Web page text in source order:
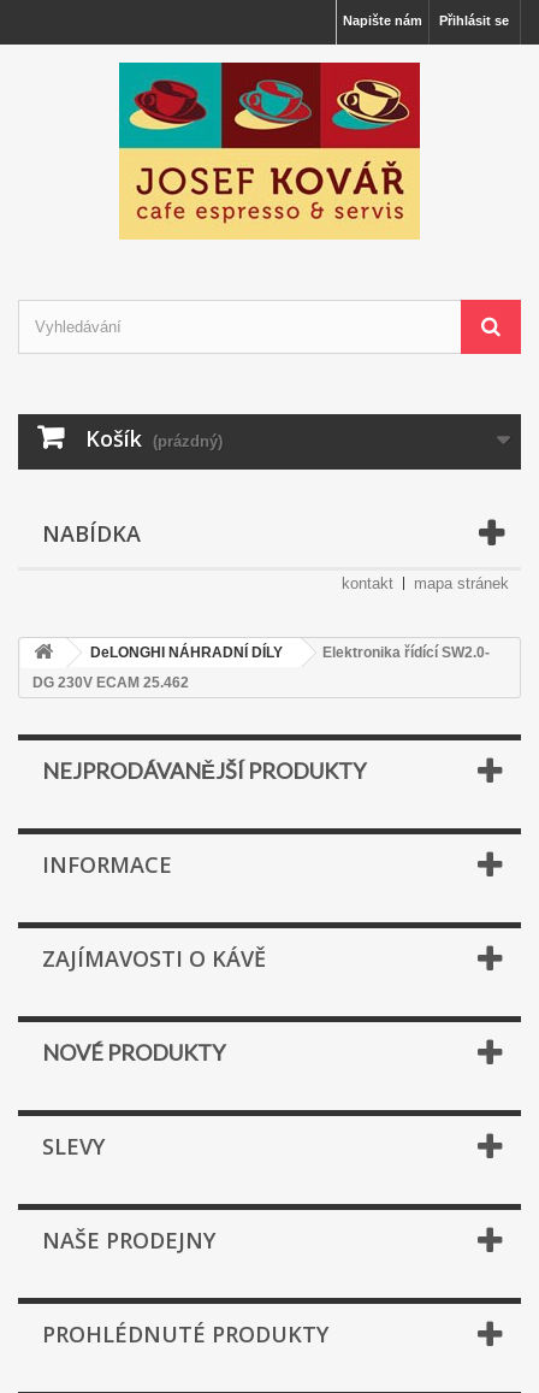
Přihlásit se
Napište nám
Košík (prázdný)
NABÍDKA
kontakt mapa stránek
DeLONGHI NÁHRADNÍ DÍLY
Elektronika řídící SW2.0-
DG 230V ECAM 25.462
NEJPRODÁVANĚJŠÍ PRODUKTY
INFORMACE
ZAJÍMAVOSTI O KÁVĚ
NOVÉ PRODUKTY
SLEVY
NAŠE PRODEJNY
PROHLÉDNUTÉ PRODUKTY